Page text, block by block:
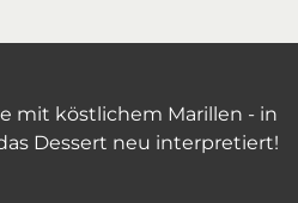
mit köstlichem Marillen - in
Dessert neu interpretiert!